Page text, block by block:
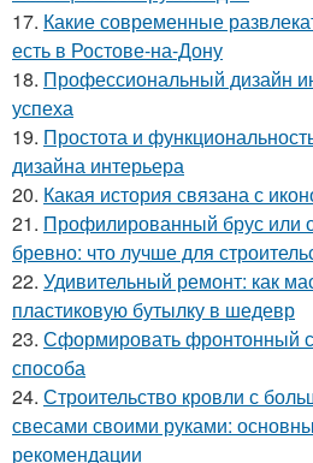
17. Какие современные
есть в Ростове-на-Дону
18. Профессиональный дизайн
успеха
19. Простота и
дизайна интерьера
20. Какая история связана с
21. Профилированный брус или
бревно: что лучше для
22. Удивительный ремонт: как
пластиковую бутылку в шедевр
23. Сформировать фронтонный
способа
24. Строительство кровли с
свесами своими руками:
рекомендации